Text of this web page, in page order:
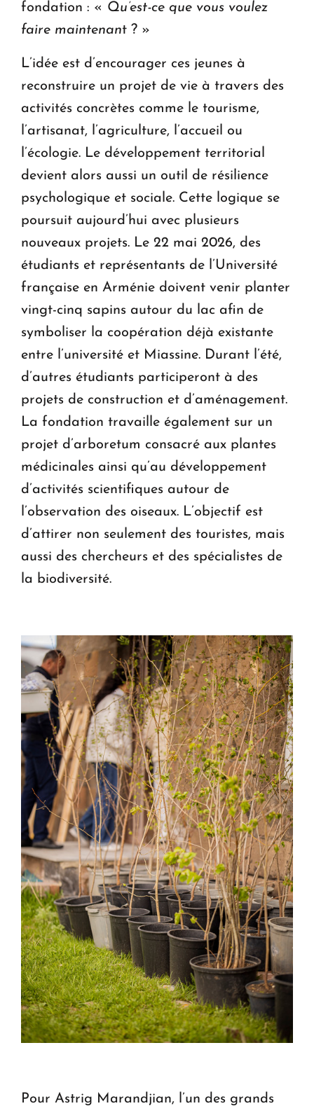
fondation : « Qu’est-ce que vous voulez
faire maintenant ? »
L’idée est d’encourager ces jeunes à
reconstruire un projet de vie à travers des
activités concrètes comme le tourisme,
l’artisanat, l’agriculture, l’accueil ou
l’écologie. Le développement territorial
devient alors aussi un outil de résilience
psychologique et sociale. Cette logique se
poursuit aujourd’hui avec plusieurs
nouveaux projets. Le 22 mai 2026, des
étudiants et représentants de l’Université
française en Arménie doivent venir planter
vingt-cinq sapins autour du lac afin de
symboliser la coopération déjà existante
entre l’université et Miassine. Durant l’été,
d’autres étudiants participeront à des
projets de construction et d’aménagement.
La fondation travaille également sur un
projet d’arboretum consacré aux plantes
médicinales ainsi qu’au développement
d’activités scientifiques autour de
l’observation des oiseaux. L’objectif est
d’attirer non seulement des touristes, mais
aussi des chercheurs et des spécialistes de
la biodiversité.
Pour Astrig Marandjian, l’un des grands